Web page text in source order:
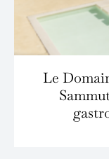
Le